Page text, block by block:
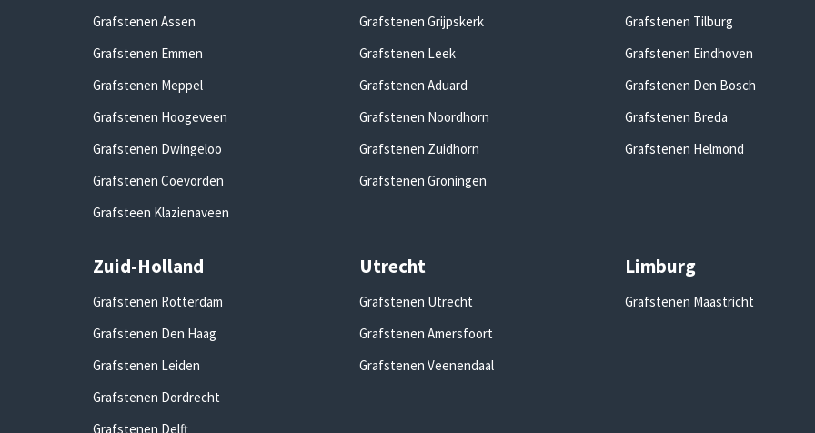
Grafstenen Assen
Grafstenen Emmen
Grafstenen Meppel
Grafstenen Hoogeveen
Grafstenen Dwingeloo
Grafstenen Coevorden
Grafsteen Klazienaveen
Grafstenen Grijpskerk
Grafstenen Leek
Grafstenen Aduard
Grafstenen Noordhorn
Grafstenen Zuidhorn
Grafstenen Groningen
Grafstenen Tilburg
Grafstenen Eindhoven
Grafstenen Den Bosch
Grafstenen Breda
Grafstenen Helmond
Zuid-Holland
Grafstenen Rotterdam
Grafstenen Den Haag
Grafstenen Leiden
Grafstenen Dordrecht
Grafstenen Delft
Utrecht
Grafstenen Utrecht
Grafstenen Amersfoort
Grafstenen Veenendaal
Limburg
Grafstenen Maastricht